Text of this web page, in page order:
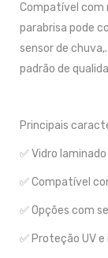
Compatível com
parabrisa pode
sensor de
padrão de
Principais
✅ Vidro
✅ Compatível
✅ Opções com
✅ Proteção UV